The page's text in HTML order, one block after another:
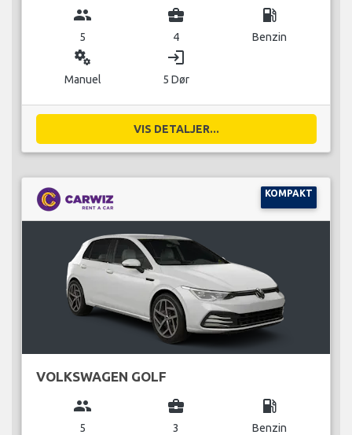
group
5
business_center
4
local_gas_station
Benzin
miscellaneous_services
Manuel
login
5 Dør
VIS DETALJER...
KOMPAKT
VOLKSWAGEN GOLF
group
5
business_center
3
local_gas_station
Benzin